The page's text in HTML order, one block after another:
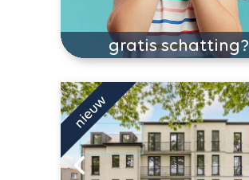
gratis schatting?